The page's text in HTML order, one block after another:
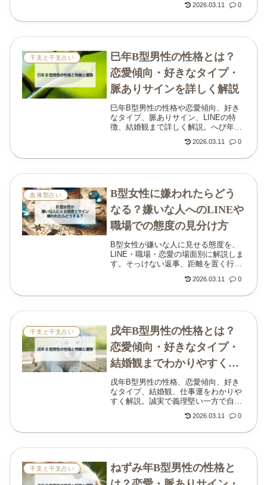
B型男性の本音がわかります。
2026.03.11 0
干支と干支占い
巳年B型男性の性格とは？
恋愛傾向・好きなタイプ・
脈ありサインを詳しく解説
巳年B型男性の性格や恋愛傾向、好き
なタイプ、脈ありサイン、LINEの特
徴、結婚観まで詳しく解説。へび年男
2026.03.11 0
血液型占い
B型女性に嫌われたらどう
なる？嫌いな人へのLINEや
職場での態度の見分け方
B型女性が嫌いな人に見せる態度を、
LINE・職場・恋愛の場面別に解説しま
す。そっけない返事、距離を置く行
じたときの対処法までわかりやすく整
2026.03.11 0
干支と干支占い
戌年B型男性の性格とは？
恋愛傾向・好きなタイプ・
結婚観までわかりやすく解
説
戌年B型男性の性格、恋愛傾向、好き
なタイプ、結婚観、仕事運をわかりや
すく解説。誠実で義理堅い一方で自由
2026.03.11 0
干支と干支占い
ねずみ年B型男性の性格と